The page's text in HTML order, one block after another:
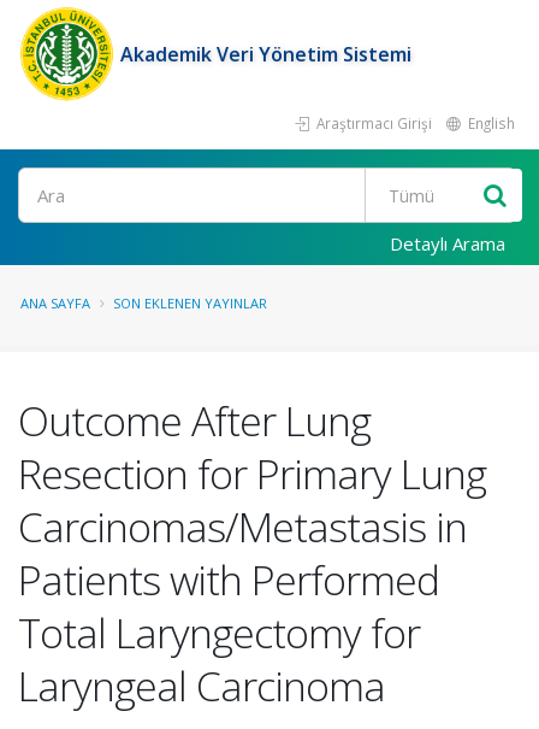
Akademik Veri Yönetim Sistemi
Araştırmacı Girişi English
Ara
Detaylı Arama
ANA SAYFA SON EKLENEN YAYINLAR
Outcome After Lung
Resection for Primary Lung
Carcinomas/Metastasis in
Patients with Performed
Total Laryngectomy for
Laryngeal Carcinoma